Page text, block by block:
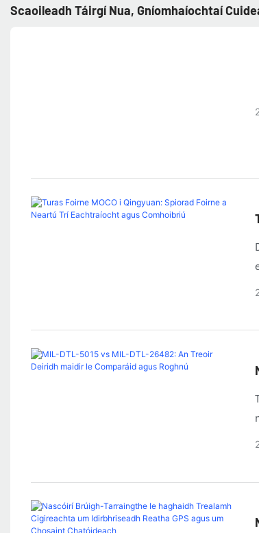
Scaoileadh Táirgí Nua, Gníomhaíochtaí